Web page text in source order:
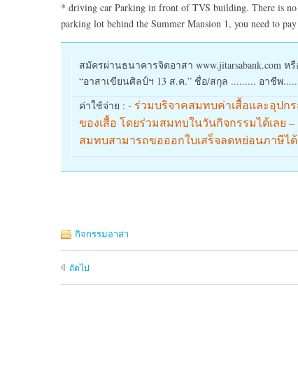
* driving car Parking in front of TVS building. There is
parking lot behind the Summer Mansion 1, you need to
สมัครผ่านธนาคารจิตอาสา www.jitarsabank.com ห
“อาสาเขียนศิลป์ฯ 13 ส.ค.” ชื่อ/สกุล ......... อาชีพ
ค่าใช้จ่าย : - ร่วมบริจาคสมทบค่าเสื้อและอุปก
ของเสื้อ โดยร่วมสมทบในวันกิจกรรมได้เลย
สมทบสามารถขอออกใบเสร็จลดหย่อนภาษีได้
กิจกรรมอาสา
ถัดไป